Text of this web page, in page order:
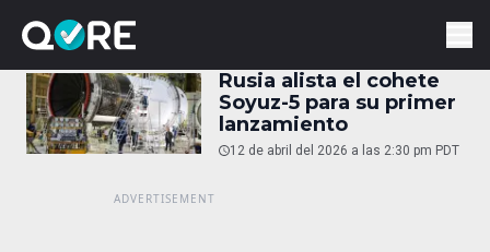
Rusia alista el cohete
Soyuz-5 para su primer
lanzamiento
12 de abril del 2026 a las 2:30 pm PDT